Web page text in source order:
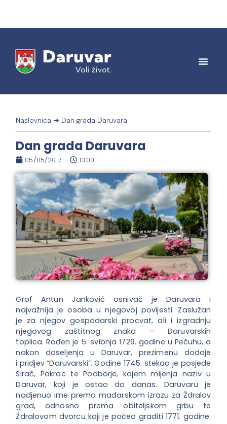
Naslovnica ➜ Dan grada Daruvara
Dan grada Daruvara
05/05/2017 13:00
Grof Antun Janković osnivač je Daruvara i
najvažnija je osoba u njegovoj povijesti. Zaslužan
je za njegov gospodarski procvat, ali i izgradnju
njegovog zaštitnog znaka – Daruvarskih
toplica. Rođen je 5. svibnja 1729. godine u Pečuhu, a
nakon doseljenja u Daruvar, prezimenu dodaje
i pridjev “Daruvarski”. Godine 1745. stekao je posjede
Sirač, Pakrac te Podborje, kojem mijenja naziv u
Daruvar, koji je ostao do danas. Daruvaru je
nadjenuo ime prema mađarskom izrazu za Ždralov
grad, odnosno prema obiteljskom grbu te
Ždralovom dvorcu koji je počeo graditi 1771. godine.